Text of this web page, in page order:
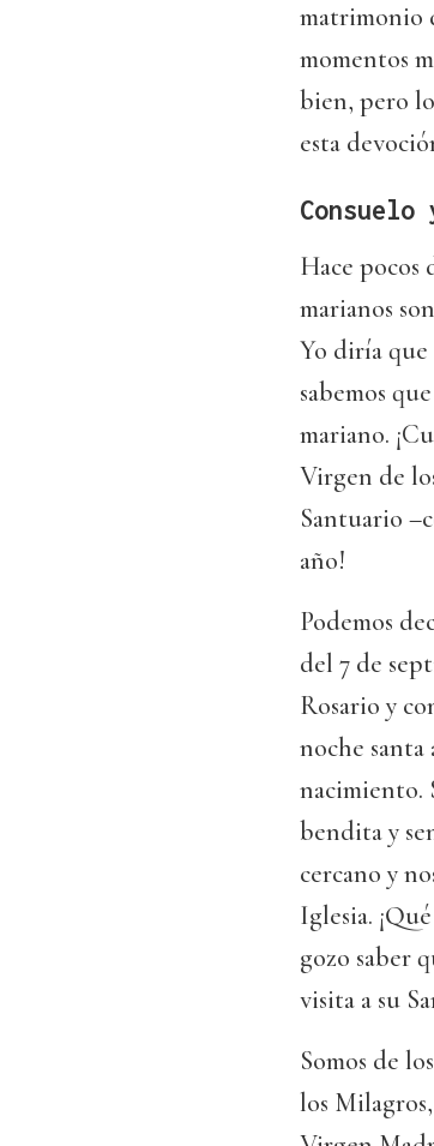
matrimonio
momentos
bien, pero
esta
Hace pocos
marianos
Yo diría que
sabemos
mariano.
Virgen de
Santuario
año!
Podemos
del 7 de
Rosario y
noche
nacimiento.
bendita y
cercano y
Iglesia.
gozo saber
visita a su
Somos de
los